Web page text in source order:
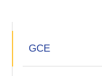
GCE